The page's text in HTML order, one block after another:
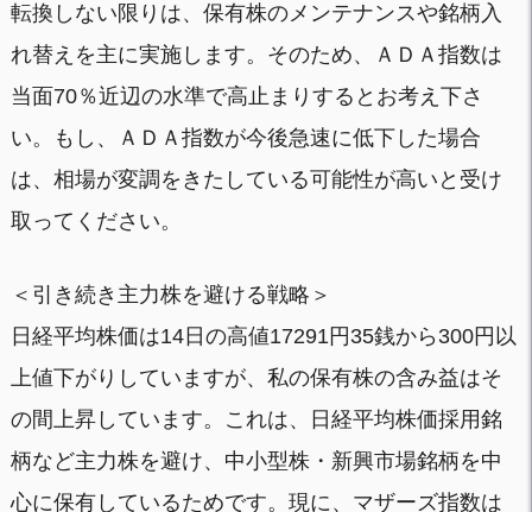
転換しない限りは、保有株のメンテナンスや銘柄入
れ替えを主に実施します。そのため、ＡＤＡ指数は
当面70％近辺の水準で高止まりするとお考え下さ
い。もし、ＡＤＡ指数が今後急速に低下した場合
は、相場が変調をきたしている可能性が高いと受け
取ってください。
＜引き続き主力株を避ける戦略＞
日経平均株価は14日の高値17291円35銭から300円以
上値下がりしていますが、私の保有株の含み益はそ
の間上昇しています。これは、日経平均株価採用銘
柄など主力株を避け、中小型株・新興市場銘柄を中
心に保有しているためです。現に、マザーズ指数は